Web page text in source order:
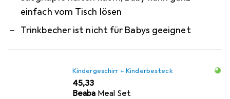
einfach vom Tisch lösen
Trinkbecher ist nicht für Babys geeignet
Kindergeschirr + Kinderbesteck
EUR
45,33
Beaba Meal Set